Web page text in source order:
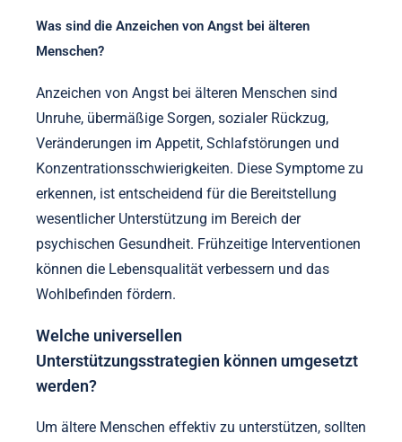
Was sind die Anzeichen von Angst bei älteren
Menschen?
Anzeichen von Angst bei älteren Menschen sind
Unruhe, übermäßige Sorgen, sozialer Rückzug,
Veränderungen im Appetit, Schlafstörungen und
Konzentrationsschwierigkeiten. Diese Symptome zu
erkennen, ist entscheidend für die Bereitstellung
wesentlicher Unterstützung im Bereich der
psychischen Gesundheit. Frühzeitige Interventionen
können die Lebensqualität verbessern und das
Wohlbefinden fördern.
Welche universellen
Unterstützungsstrategien können umgesetzt
werden?
Um ältere Menschen effektiv zu unterstützen, sollten